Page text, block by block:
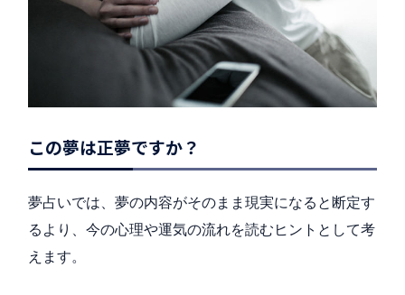
この夢は正夢ですか？
夢占いでは、夢の内容がそのまま現実になると断定す
るより、今の心理や運気の流れを読むヒントとして考
えます。